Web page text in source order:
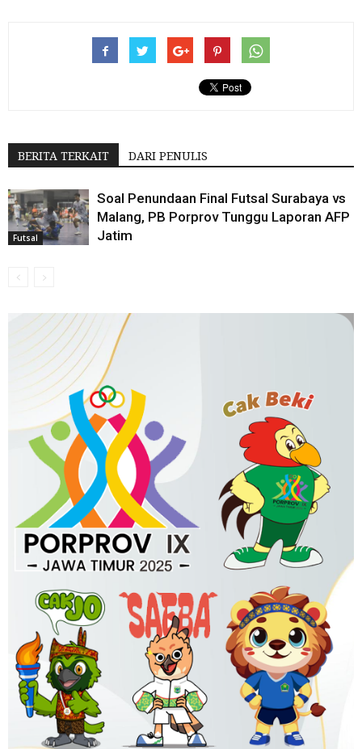
BERITA TERKAIT DARI PENULIS
Futsal
Soal Penundaan Final Futsal Surabaya vs
Malang, PB Porprov Tunggu Laporan AFP
Jatim